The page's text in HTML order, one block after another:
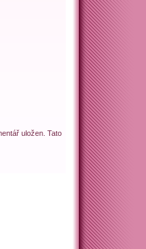
uložen. Tato